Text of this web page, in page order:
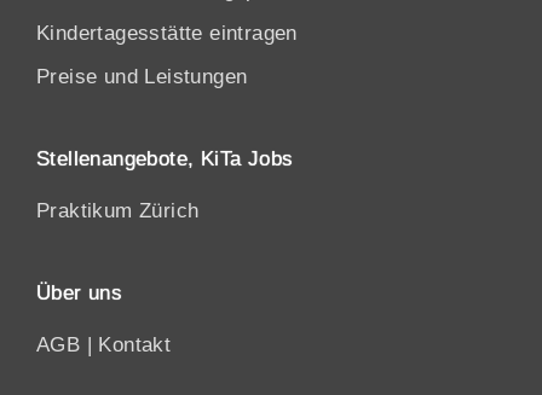
Kindertagesstätte eintragen
Preise und Leistungen
Stellenangebote, KiTa Jobs
Praktikum Zürich
Über uns
AGB | Kontakt